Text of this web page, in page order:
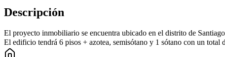
Descripción
El proyecto inmobiliario se encuentra ubicado en el distrito de
El edificio tendrá 6 pisos + azotea, semisótano y 1 sótano con un total